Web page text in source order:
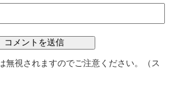
無視されますのでご注意ください。（ス